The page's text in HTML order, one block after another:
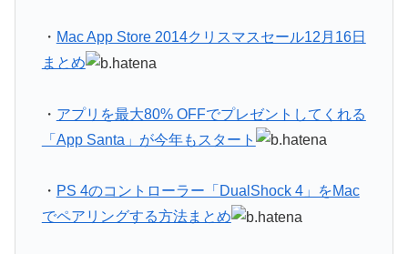
・ Mac App Store 2014クリスマスセール12月16日
まとめ
・ アプリを最大80% OFFでプレゼントしてくれる
「App Santa」が今年もスタート
・ PS 4のコントローラー「DualShock 4」をMac
でペアリングする方法まとめ